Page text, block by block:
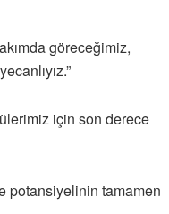
göreceğimiz,
için son derece
potansiyelinin tamamen